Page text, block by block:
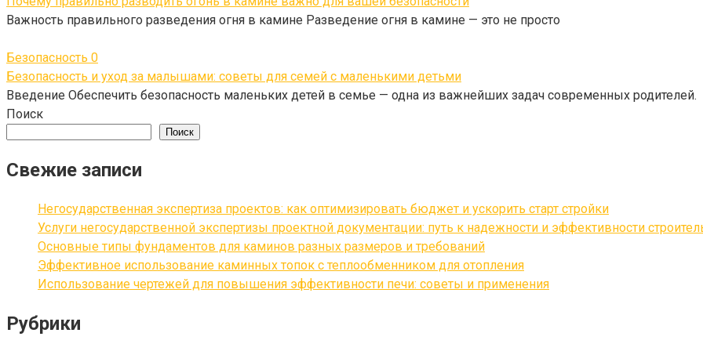
Важность правильного разведения огня в камине Разведение огня в камине — это не просто
Безопасность 0
Безопасность и уход за малышами: советы для семей с маленькими детьми
Введение Обеспечить безопасность маленьких детей в семье — одна из важнейших задач современных родителей.
Поиск
Поиск
Свежие записи
Негосударственная экспертиза проектов: как оптимизировать бюджет и ускорить старт стройки
Услуги негосударственной экспертизы проектной документации: путь к надежности и эффективности
Основные типы фундаментов для каминов разных размеров и требований
Эффективное использование каминных топок с теплообменником для отопления
Использование чертежей для повышения эффективности печи: советы и применения
Рубрики